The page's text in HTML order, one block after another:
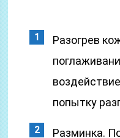
Разогрев
попытку
Разминка.